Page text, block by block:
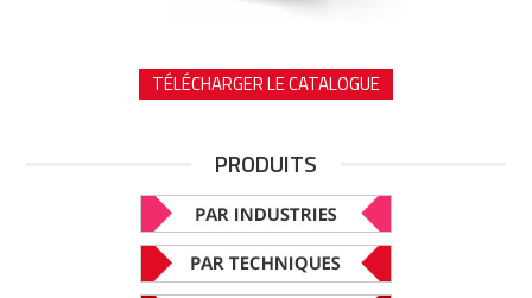
TÉLÉCHARGER LE CATALOGUE
PRODUITS